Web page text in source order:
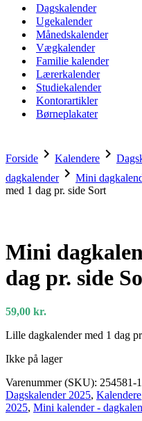
Dagskalender
Ugekalender
Månedskalender
Vægkalender
Familie kalender
Lærerkalender
Studiekalender
Kontorartikler
Børneplakater
Forside chevron_right Kalendere chevron_right
dagkalenderchevron_right Mini
med 1 dag pr. side Sort
Mini
dag pr. side
59,00 kr.
Lille dagkalender med 1 dag
Ikke på lager
Varenummer (SKU): 254581-1
Dagskalender 2025, Kalendere
2025, Mini kalender -